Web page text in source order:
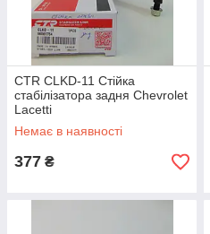
CTR CLKD-11 Стійка
стабілізатора задня Chevrolet
Lacetti
Немає в наявності
377 ₴